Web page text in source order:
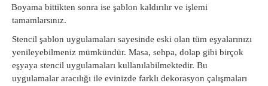
Boyama bittikten sonra ise şablon kaldırılır ve işlemi
tamamlarsınız.
Stencil şablon uygulamaları sayesinde eski olan tüm eşyalarınızı
yenileyebilmeniz mümkündür. Masa, sehpa, dolap gibi birçok
eşyaya stencil uygulamaları kullanılabilmektedir. Bu
uygulamalar aracılığı ile evinizde farklı dekorasyon çalışmaları